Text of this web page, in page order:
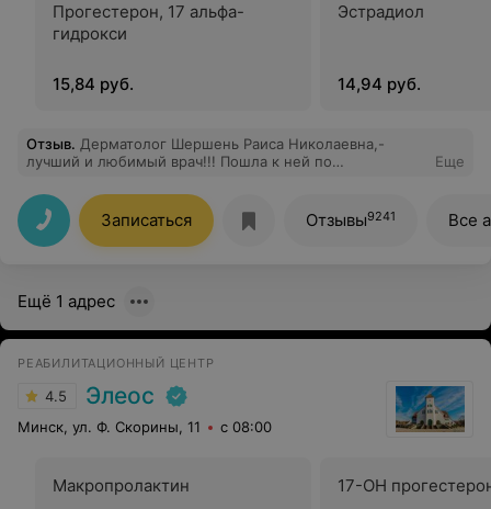
Прогестерон, 17 альфа-
гидрокси
15,84 руб.
Эстрадиол
14,94 руб.
Отзыв. Дерматолог Шершень Раиса Николаевна,-
лучший и любимый врач!!! Пошла к ней по
Очень благодарна за её чуткость, внимательность к
индивидуальным особенностям, потрясающий
профессионализм! А также за легкость в общении о
деликахных темах, человечность и прекрасное чувство
схему лечения, которую Вы подобрали!
Еще
Записаться Отзывы9241 Все
Ещё 1 адрес
РЕАБИЛИТАЦИОННЫЙ ЦЕНТР
4.5 Элеос
Минск, ул. Ф. Скорины, 11 с 08:00
Макропролактин 17-ОН